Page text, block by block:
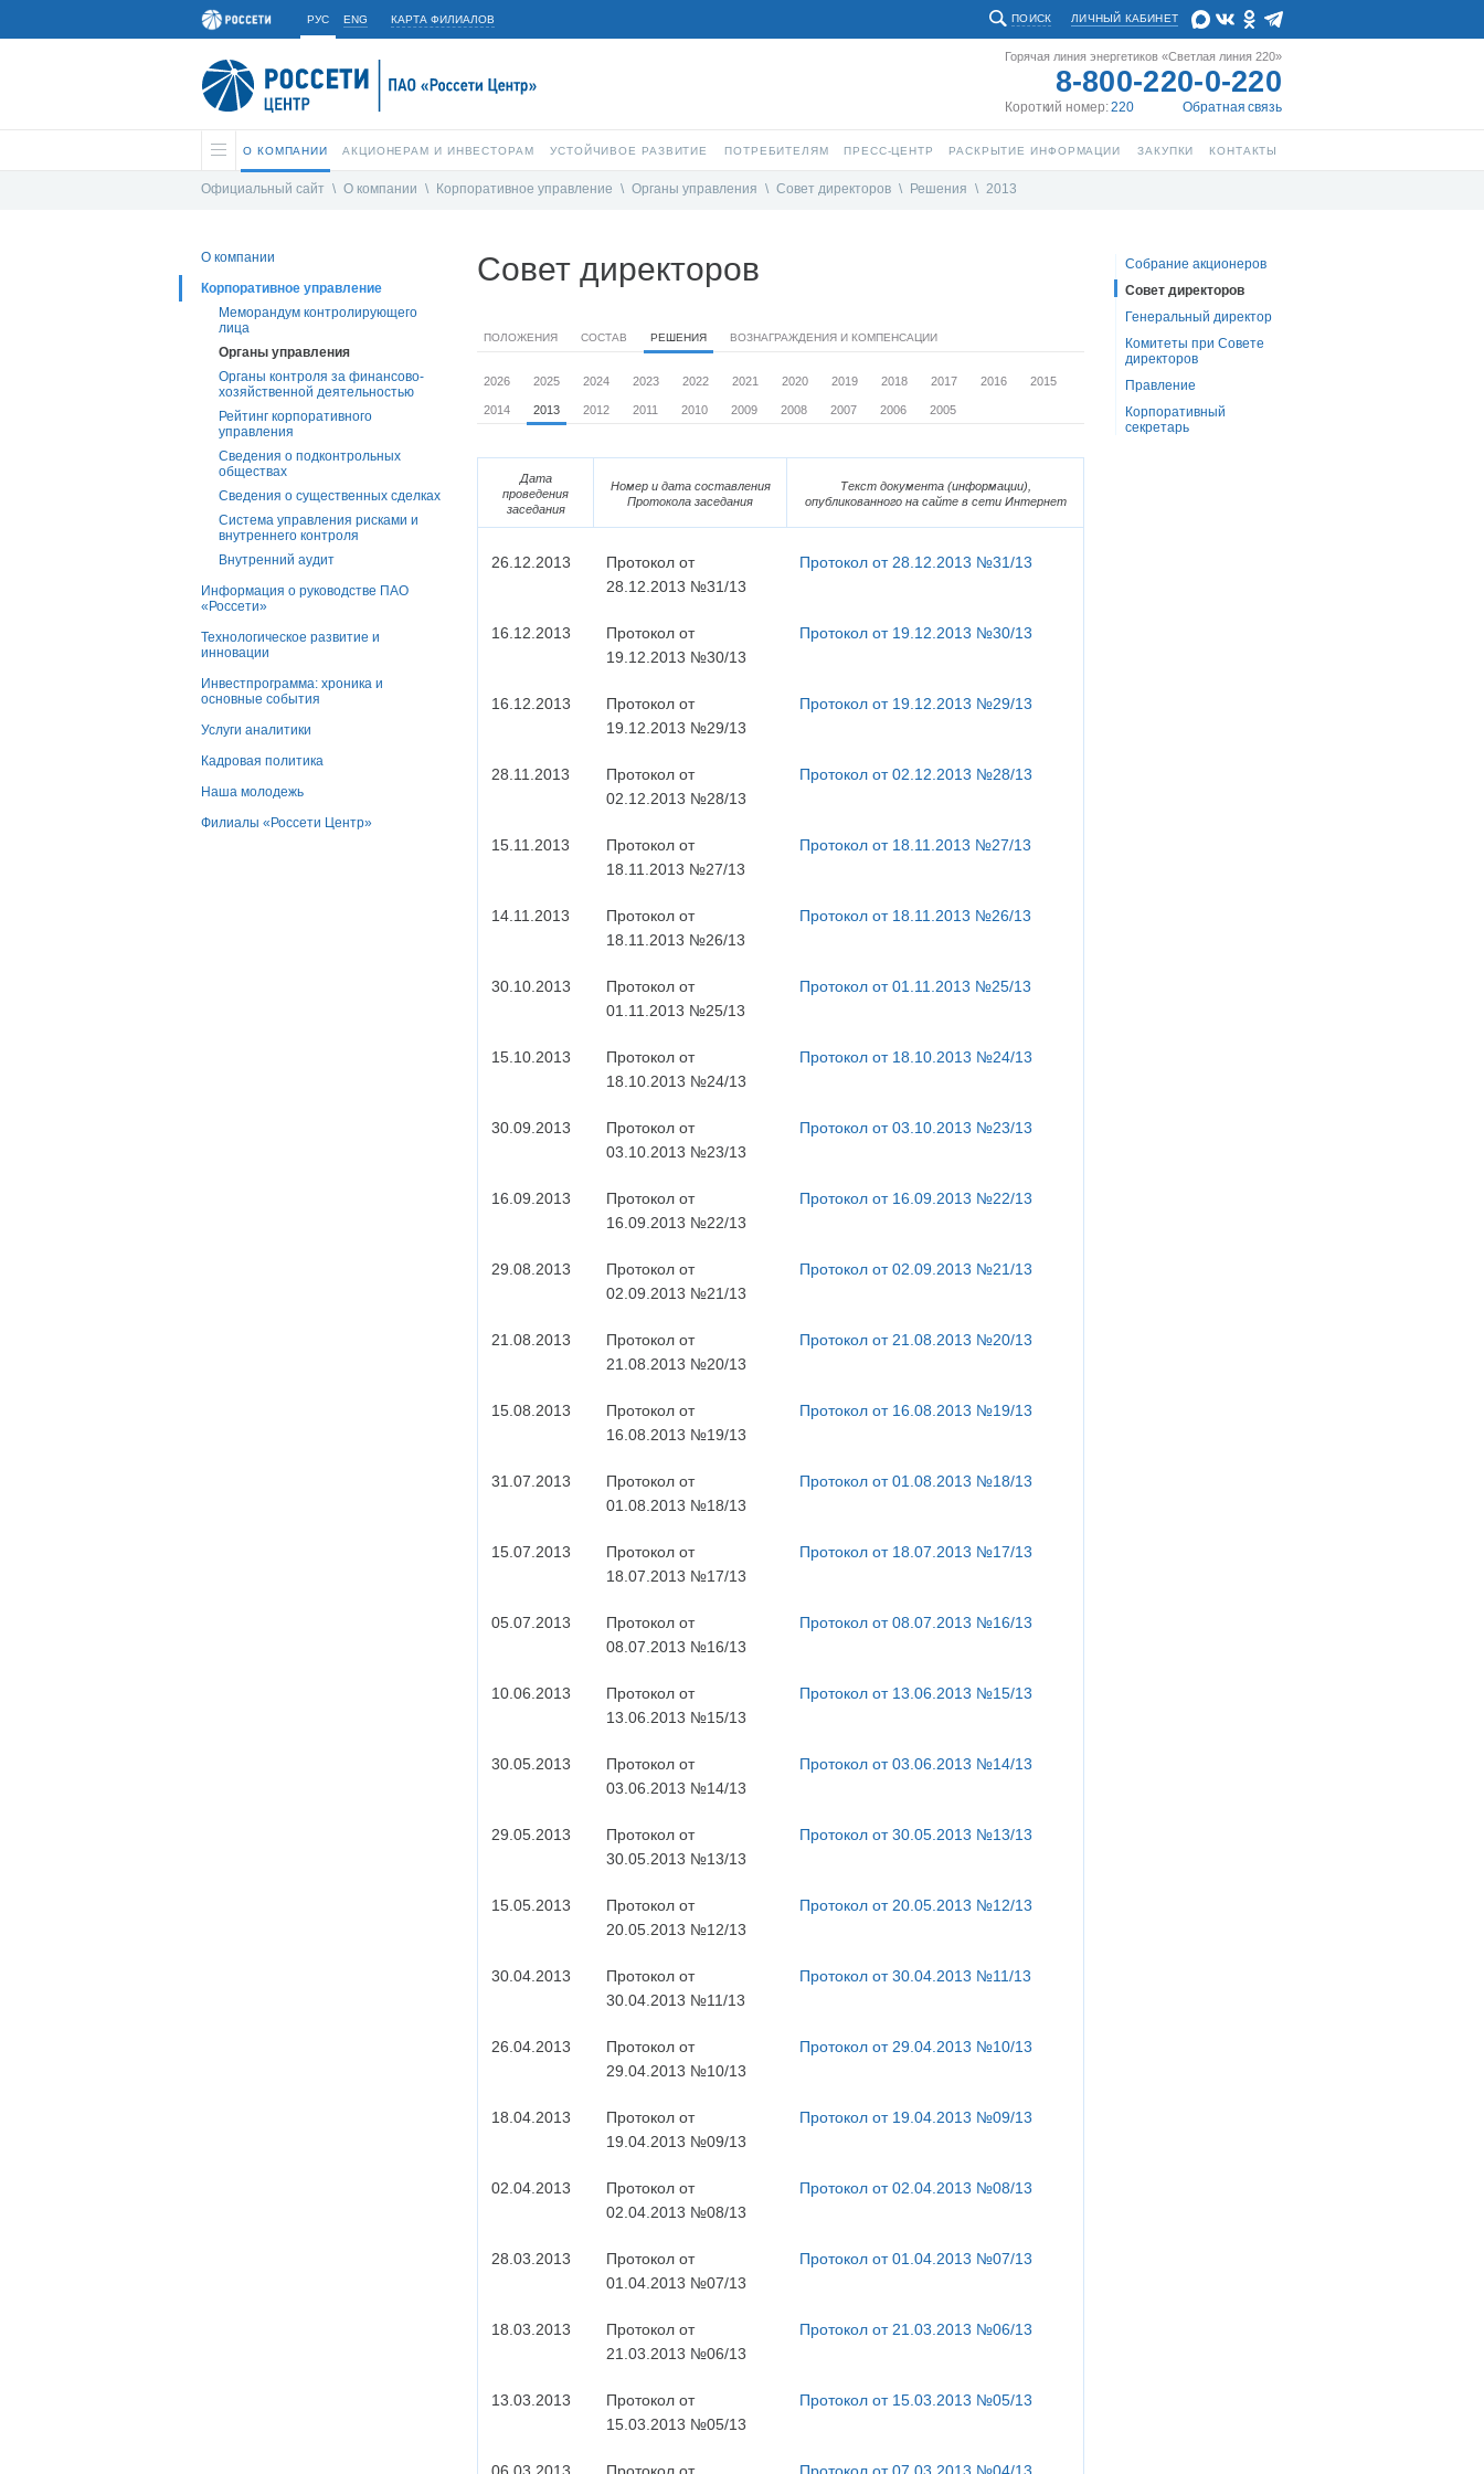
РУС ENG КАРТА ФИЛИАЛОВ ЛИЧНЫЙ КАБИНЕТ
ПОИСК
Горячая линия энергетиков «Светлая линия 220»
8-800-220-0-220
Короткий номер:220 Обратная связь
О КОМПАНИИ АКЦИОНЕРАМ И ИНВЕСТОРАМ УСТОЙЧИВОЕ РАЗВИТИЕ ПОТРЕБИТЕЛЯМ ПРЕСС-ЦЕНТР РАСКРЫТИЕ ИНФОРМАЦИИ ЗАКУПКИ КОНТАКТЫ
Официальный сайт \ О компании \ Корпоративное управление \ Органы управления \ Совет директоров \ Решения \ 2013
О компании
Корпоративное управление
Меморандум контролирующего
лица
Органы управления
Органы контроля за финансово-
хозяйственной деятельностью
Рейтинг корпоративного
управления
Сведения о подконтрольных
обществах
Сведения о существенных сделках
Система управления рисками и
внутреннего контроля
Внутренний аудит
Информация о руководстве ПАО
«Россети»
Технологическое развитие и
инновации
Инвестпрограмма: хроника и
основные события
Услуги аналитики
Кадровая политика
Наша молодежь
Филиалы «Россети Центр»
Совет директоров
ПОЛОЖЕНИЯ СОСТАВ РЕШЕНИЯ ВОЗНАГРАЖДЕНИЯ И КОМПЕНСАЦИИ
2026 2025 2024 2023 2022 2021 2020 2019 2018 2017 2016 2015
2014 2013 2012 2011 2010 2009 2008 2007 2006 2005
Дата
проведения
заседания
Номер и дата составления
Протокола заседания
Текст документа (информации),
опубликованного на сайте в сети Интернет
26.12.2013
Протокол от
28.12.2013 №31/13
Протокол от 28.12.2013 №31/13
16.12.2013
Протокол от
19.12.2013 №30/13
Протокол от 19.12.2013 №30/13
16.12.2013
Протокол от
19.12.2013 №29/13
Протокол от 19.12.2013 №29/13
28.11.2013
Протокол от
02.12.2013 №28/13
Протокол от 02.12.2013 №28/13
15.11.2013
Протокол от
18.11.2013 №27/13
Протокол от 18.11.2013 №27/13
14.11.2013
Протокол от
18.11.2013 №26/13
Протокол от 18.11.2013 №26/13
30.10.2013
Протокол от
01.11.2013 №25/13
Протокол от 01.11.2013 №25/13
15.10.2013
Протокол от
18.10.2013 №24/13
Протокол от 18.10.2013 №24/13
30.09.2013
Протокол от
03.10.2013 №23/13
Протокол от 03.10.2013 №23/13
16.09.2013
Протокол от
16.09.2013 №22/13
Протокол от 16.09.2013 №22/13
29.08.2013
Протокол от
02.09.2013 №21/13
Протокол от 02.09.2013 №21/13
21.08.2013
Протокол от
21.08.2013 №20/13
Протокол от 21.08.2013 №20/13
15.08.2013
Протокол от
16.08.2013 №19/13
Протокол от 16.08.2013 №19/13
31.07.2013
Протокол от
01.08.2013 №18/13
Протокол от 01.08.2013 №18/13
15.07.2013
Протокол от
18.07.2013 №17/13
Протокол от 18.07.2013 №17/13
05.07.2013
Протокол от
08.07.2013 №16/13
Протокол от 08.07.2013 №16/13
10.06.2013
Протокол от
13.06.2013 №15/13
Протокол от 13.06.2013 №15/13
30.05.2013
Протокол от
03.06.2013 №14/13
Протокол от 03.06.2013 №14/13
29.05.2013
Протокол от
30.05.2013 №13/13
Протокол от 30.05.2013 №13/13
15.05.2013
Протокол от
20.05.2013 №12/13
Протокол от 20.05.2013 №12/13
30.04.2013
Протокол от
30.04.2013 №11/13
Протокол от 30.04.2013 №11/13
26.04.2013
Протокол от
29.04.2013 №10/13
Протокол от 29.04.2013 №10/13
18.04.2013
Протокол от
19.04.2013 №09/13
Протокол от 19.04.2013 №09/13
02.04.2013
Протокол от
02.04.2013 №08/13
Протокол от 02.04.2013 №08/13
28.03.2013
Протокол от
01.04.2013 №07/13
Протокол от 01.04.2013 №07/13
18.03.2013
Протокол от
21.03.2013 №06/13
Протокол от 21.03.2013 №06/13
13.03.2013
Протокол от
15.03.2013 №05/13
Протокол от 15.03.2013 №05/13
Собрание акционеров
Совет директоров
Генеральный директор
Комитеты при Совете
директоров
Правление
Корпоративный
секретарь